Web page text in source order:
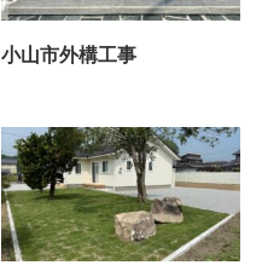
小山市外構工事